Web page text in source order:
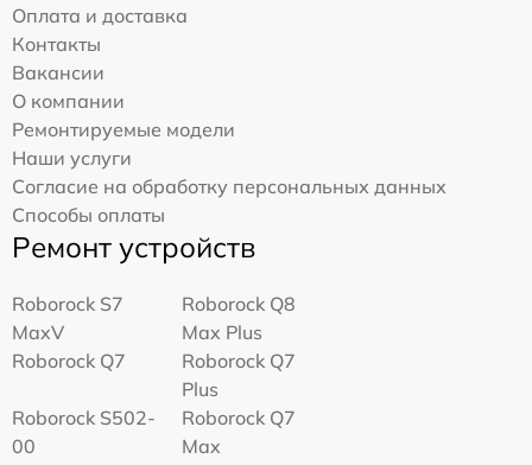
Оплата и доставка
Контакты
Вакансии
О компании
Ремонтируемые модели
Наши услуги
Согласие на обработку персональных данных
Способы оплаты
Ремонт устройств
Roborock S7
MaxV
Roborock Q8
Max Plus
Roborock Q7
Roborock Q7
Plus
Roborock S502-
00
Roborock Q7
Max